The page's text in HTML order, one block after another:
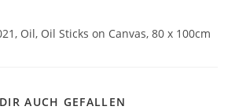
Oil, Oil Sticks on Canvas, 80 x 100cm
AUCH GEFALLEN